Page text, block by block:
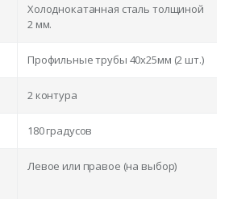
Холоднокатанная сталь толщиной
2 мм.
Профильные трубы 40х25мм (2 шт.)
2 контура
180 градусов
Левое или правое (на выбор)